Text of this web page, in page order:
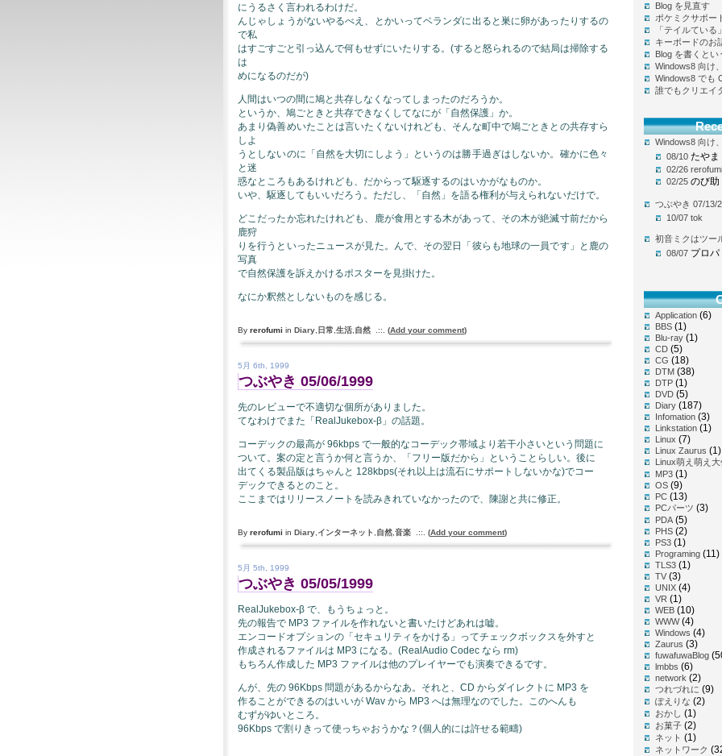
にうるさく言われるわけだ。
んじゃしょうがないやるべえ、とかいってベランダに出ると巣に卵があったりするの
で私
はすごすごと引っ込んで何もせずにいたりする。(すると怒られるので結局は掃除する
は
めになるのだが)
人間はいつの間に鳩と共存しなくなってしまったのだろうか。
というか、鳩ごときと共存できなくしてなにが「自然保護」か。
あまり偽善めいたことは言いたくないけれども、そんな町中で鳩ごときとの共存すら
しよ
うとしないのに「自然を大切にしよう」というのは勝手過ぎはしないか。確かに色々
と迷
惑なところもあるけれども、だからって駆逐するのはいかがなものか。
いや、駆逐してもいいだろう。ただし、「自然」を語る権利が与えられないだけで。
どこだったか忘れたけれども、鹿が食用とする木があって、その木が絶滅寸前だから
鹿狩
りを行うといったニュースが見た。んで、その翌日「彼らも地球の一員です」と鹿の
写真
で自然保護を訴えかけるポスターを見掛けた。
なにか釈然としないものを感じる。
By rerofumi in Diary 日常 生活 自然 .::. (Add your comment)
5月 6th, 1999
つぶやき 05/06/1999
先のレビューで不適切な個所がありました。
てなわけでまた「RealJukebox-β」の話題。
コーデックの最高が 96kbps で一般的なコーデック帯域より若干小さいという問題に
ついて。案の定と言うか何と言うか、「フリー版だから」ということらしい。後に
出てくる製品版はちゃんと 128kbps(それ以上は流石にサポートしないかな)でコー
デックできるとのこと。
ここまではリリースノートを読みきれていなかったので、陳謝と共に修正。
By rerofumi in Diary インターネット 自然 音楽 .::. (Add your comment)
5月 5th, 1999
つぶやき 05/05/1999
RealJukebox-β で、もうちょっと。
先の報告で MP3 ファイルを作れないと書いたけどあれは嘘。
エンコードオプションの「セキュリティをかける」ってチェックボックスを外すと
作成されるファイルは MP3 になる。(RealAudio Codec なら rm)
もちろん作成した MP3 ファイルは他のプレイヤーでも演奏できるです。
んが、先の 96Kbps 問題があるからなあ。それと、CD からダイレクトに MP3 を
作ることができるのはいいが Wav から MP3 へは無理なのでした。このへんも
むずがゆいところ。
96Kbps で割りきって使っちゃおうかな？(個人的には許せる範疇)
Blog を見直す
ポケミクサポー
「テイルている
キーボードのお
Blog を書くとい
Windows8 向け
Windows8 でも
誰でもクリエイ
Windows8 向け
08/10 たやま
02/26 rerofumi
02/25 のび助
つぶやき 07/13/
10/07 tok
初音ミクはツー
08/07 プロパ
Application (6)
BBS (1)
Blu-ray (1)
CD (5)
CG (18)
DTM (38)
DTP (1)
DVD (5)
Diary (187)
Infomation (3)
Linkstation (1)
Linux (7)
Linux Zaurus (1)
Linux萌え萌え
MP3 (1)
OS (9)
PC (13)
PCパーツ (3)
PDA (5)
PHS (2)
PS3 (1)
Programing (11)
TLS3 (1)
TV (3)
UNIX (4)
VR (1)
WEB (10)
WWW(4)
Windows (4)
Zaurus (3)
fuwafuwaBlog
lmbbs (6)
network (2)
つれづれに (9)
ぽえりな (2)
おかし (1)
お菓子 (2)
ネット (1)
ネットワーク